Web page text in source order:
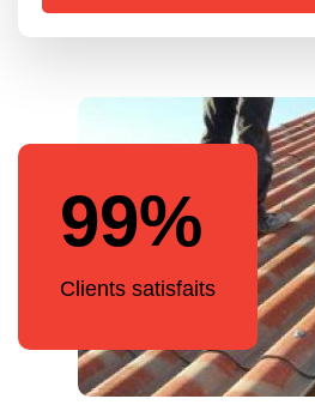
99%
Clients satisfaits